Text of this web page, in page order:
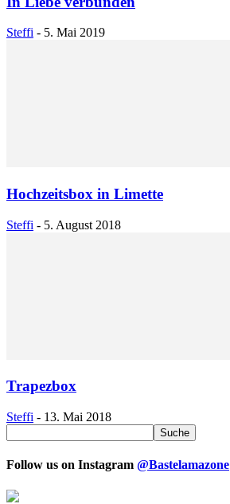
Steffi - 5. Mai 2019
Hochzeitsbox in Limette
Steffi - 5. August 2018
Trapezbox
Steffi - 13. Mai 2018
Follow us on Instagram @Bastelamazone